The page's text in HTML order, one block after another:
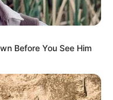
Before You See Him